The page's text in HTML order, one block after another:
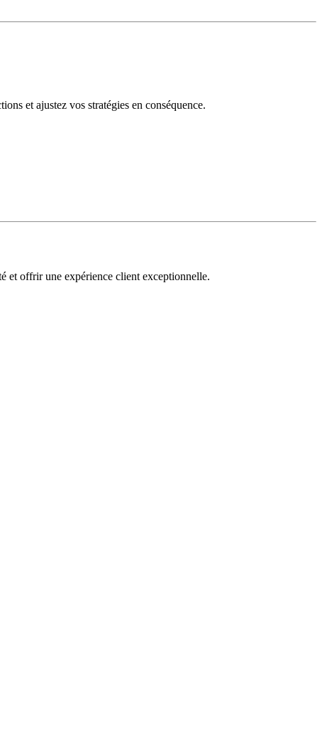
et ajustez vos stratégies en conséquence.
et offrir une expérience client exceptionnelle.